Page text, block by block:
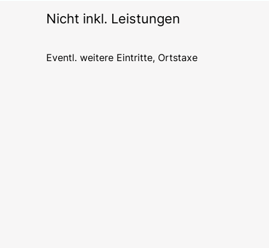
Nicht inkl. Leistungen
Eventl. weitere Eintritte, Ortstaxe